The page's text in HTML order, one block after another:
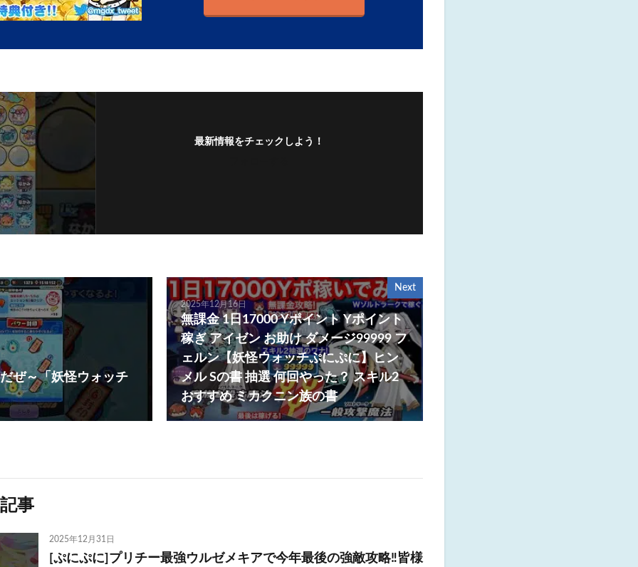
最新情報をチェックしよう！
ぜ～「妖怪ウォッチ
Next
2025年12月16日
無課金 1日17000 Yポイント Yポイント
稼ぎ アイゼン お助け ダメージ99999 フ
ェルン【妖怪ウォッチぷにぷに】ヒン
メル Sの書 抽選 何回やった？ スキル2
おすすめ ミカクニン族の書
事
2025年12月31日
[ぷにぷに]プリチー最強ウルゼメキアで今年最後の強敵攻略‼️皆様